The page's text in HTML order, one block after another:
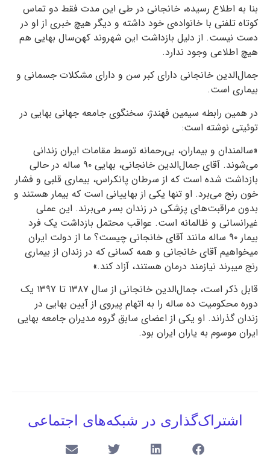
بنا به اطلاع رسیده، خانجانی در طی این مدت فقط دو تماس
کوتاه تلفنی با خانواده‌ی خود داشته و دیگر هیچ خبری از او در
دست نیست. از دلیل بازداشت این شهروند کهن‌سال بهایی هم
هیچ اطلاعی وجود ندارد.
جمال‌الدین خانجانی دارای کبر سن و دارای مشکلات جسمانی و
بیماری است.
در همین رابطه سیمین فهندژ، سخنگوی جامعه جهانی بهایی در
توئیتی نوشته است:
«سالمندان و بیماران، بی‌رحمانه توسط مقامات ایران زندانی
می‌شوند. آقای جمال‌الدین خانجانی، بهایی ۹۰ ساله در حالی
بازداشت شده است که از سرطان پانکراس، بیماری قلبی و فشار
خون رنج می‌برد. او تنها یکی از بهاییانی است که بیمار هستند و
بدون مراقبت‌های پزشکی در زندان بسر می‌برند. این عملی
غیرانسانی و ظالمانه است. عواقب محتمل بازداشت یک فرد
بیمار ۹۰ ساله مانند آقای خانجانی چیست؟ ما از دولت ایران
میخواهیم آقای خانجانی و همه کسانی که در زندان از بیماری
رنج میبرند نیازمند درمان هستند، آزاد کند.»
قابل ذکر است، جمال‌الدین خانجانی از سال ۱۳۸۷ تا ۱۳۹۷ یک
دوره محکومیت ده ساله را به اتهام پیروی از آیین بهایی در
زندان گذراند. او یکی از اعضای سابق گروه مدیران جامعه بهایی
ایران موسوم به یاران ایران بود.
اشتراک‌گذاری در شبکه‌های اجتماعی